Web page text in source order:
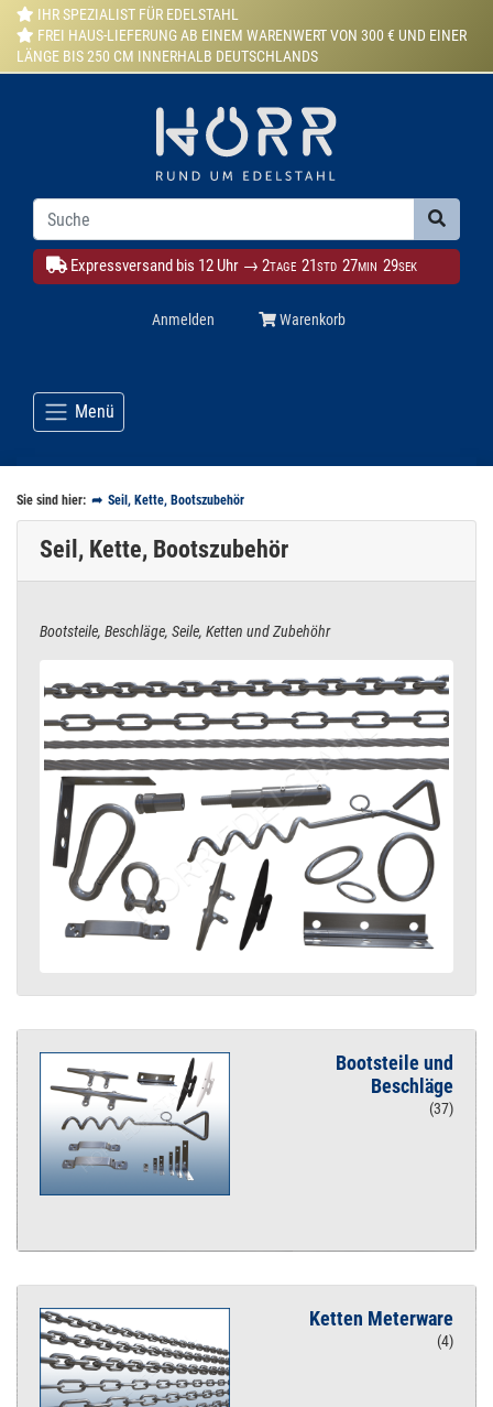
IHR SPEZIALIST FÜR EDELSTAHL
FREI HAUS-LIEFERUNG AB EINEM WARENWERT VON 300 € UND EINER
LÄNGE BIS 250 CM INNERHALB DEUTSCHLANDS
Expressversand bis 12 Uhr → 2TAGE 21STD 27MIN 29SEK
Anmelden Warenkorb
Menü
Sie sind hier: Seil, Kette, Bootszubehör
Seil, Kette, Bootszubehör
Bootsteile, Beschläge, Seile, Ketten und Zubehöhr
Bootsteile und
Beschläge
(37)
Ketten Meterware
(4)